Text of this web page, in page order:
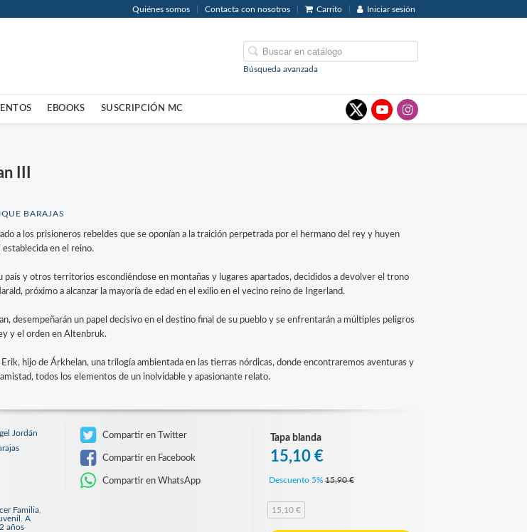
Quiénes somos Contacta con nosotros Carrito Iniciar sesión
Búsqueda avanzada
EBOOKS SUSCRIPCIÓN MC
III
BARAJAS
a los prisioneros rebeldes que se oponían a la traición perpetrada por el hermano del rey y huyen
en el reino.
país y otros territorios escondiéndose en montañas y lugares apartados, decididos a devolver el trono
próximo a alcanzar la mayoría de edad en el exilio en el vecino reino de Ingerland.
desempeñarán un papel decisivo en el destino final de su pueblo y se enfrentarán a múltiples peligros
y el orden en Altenbruk.
Erik, hijo de Árkhelan, una trilogía ambientada en las tierras nórdicas, donde encontraremos aventuras y
todos los elementos de un inolvidable y apasionante relato.
Jordán
Familia
A
años
Compartir en Twitter
Compartir en Facebook
Compartir en WhatsApp
Tapa blanda
15,10 €
Descuento 5% 15,90 €
15,10 €